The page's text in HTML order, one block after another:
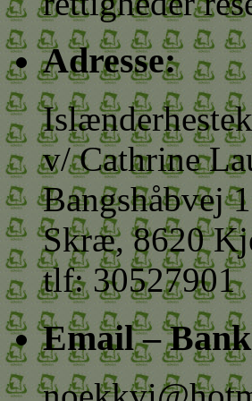
Adresse:
v/ Cathrine
Bangshåbvej
Skræ, 8620
tlf: 30527901
Email –